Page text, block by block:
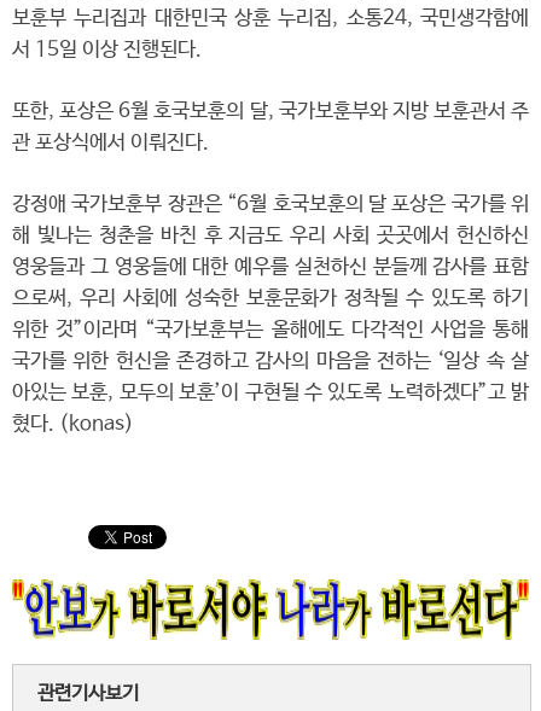
보훈부 누리집과 대한민국 상훈 누리집, 소통24, 국민생각함에
서 15일 이상 진행된다.
또한, 포상은 6월 호국보훈의 달, 국가보훈부와 지방 보훈관서 주
관 포상식에서 이뤄진다.
강정애 국가보훈부 장관은 “6월 호국보훈의 달 포상은 국가를 위
해 빛나는 청춘을 바친 후 지금도 우리 사회 곳곳에서 헌신하신
영웅들과 그 영웅들에 대한 예우를 실천하신 분들께 감사를 표함
으로써, 우리 사회에 성숙한 보훈문화가 정착될 수 있도록 하기
위한 것”이라며 “국가보훈부는 올해에도 다각적인 사업을 통해
국가를 위한 헌신을 존경하고 감사의 마음을 전하는 ‘일상 속 살
아있는 보훈, 모두의 보훈’이 구현될 수 있도록 노력하겠다”고 밝
혔다. (konas)
관련기사보기